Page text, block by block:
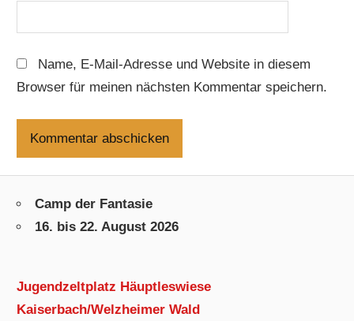
Name, E-Mail-Adresse und Website in diesem
Browser für meinen nächsten Kommentar speichern.
Camp der Fantasie
16. bis 22. August 2026
Jugendzeltplatz Häuptleswiese
Kaiserbach/Welzheimer Wald